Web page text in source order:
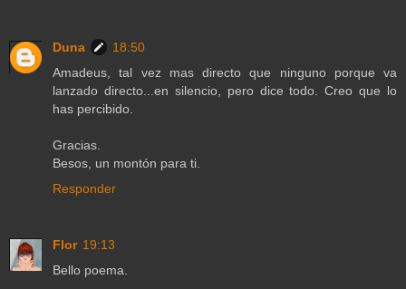
Duna
18:50
Amadeus, tal vez mas directo que ninguno porque va
lanzado directo...en silencio, pero dice todo. Creo que lo
has percibido.
Gracias.
Besos, un montón para ti.
Responder
Flor 19:13
Bello poema.